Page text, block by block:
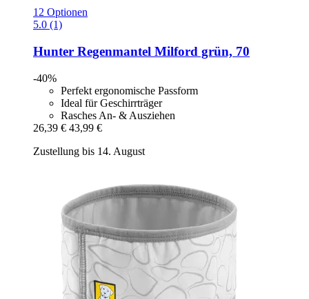
12 Optionen
5.0 (1)
Hunter Regenmantel Milford grün, 70
-40%
Perfekt ergonomische Passform
Ideal für Geschirrträger
Rasches An- & Ausziehen
26,39 € 43,99 €
Zustellung bis 14. August